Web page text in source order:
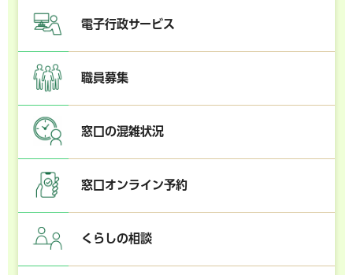
電子行政サービス
職員募集
窓口の混雑状況
窓口オンライン予約
くらしの相談